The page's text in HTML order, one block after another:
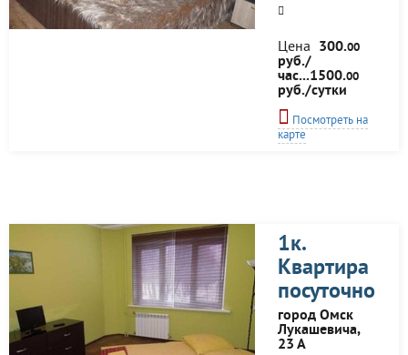
Цена 300.00
руб./
час...1500.00
руб./сутки
Посмотреть на
карте
1к.
Квартира
посуточно
город Омск
Лукашевича,
23 А